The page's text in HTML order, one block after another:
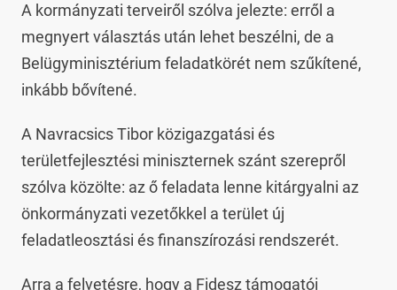
A kormányzati terveiről szólva jelezte: erről a
megnyert választás után lehet beszélni, de a
Belügyminisztérium feladatkörét nem szűkítené,
inkább bővítené.
A Navracsics Tibor közigazgatási és
területfejlesztési miniszternek szánt szerepről
szólva közölte: az ő feladata lenne kitárgyalni az
önkormányzati vezetőkkel a terület új
feladatleosztási és finanszírozási rendszerét.
Arra a felvetésre, hogy a Fidesz támogatói